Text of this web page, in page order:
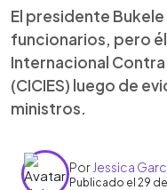
El presidente
funcionarios, pero
Internacional Contra
(CICIES) luego de
ministros.
Por Jessica
Publicado el 29